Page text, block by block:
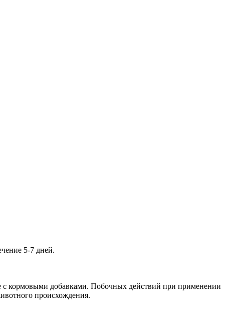
5-7 дней.
с кормовыми добавками. Побочных действий при применении
происхождения.